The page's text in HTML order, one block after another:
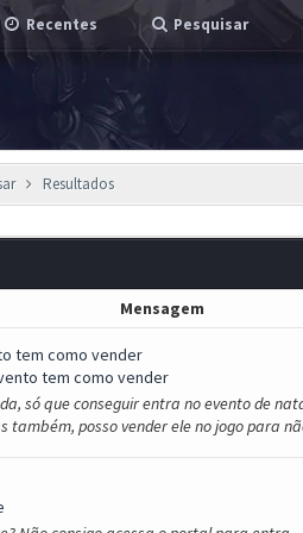
Recentes Pesquisar
Resultados
Mensagem
tem como vender
tem como vender
só que conseguir entra no evento de
também, posso vender ele no jogo para